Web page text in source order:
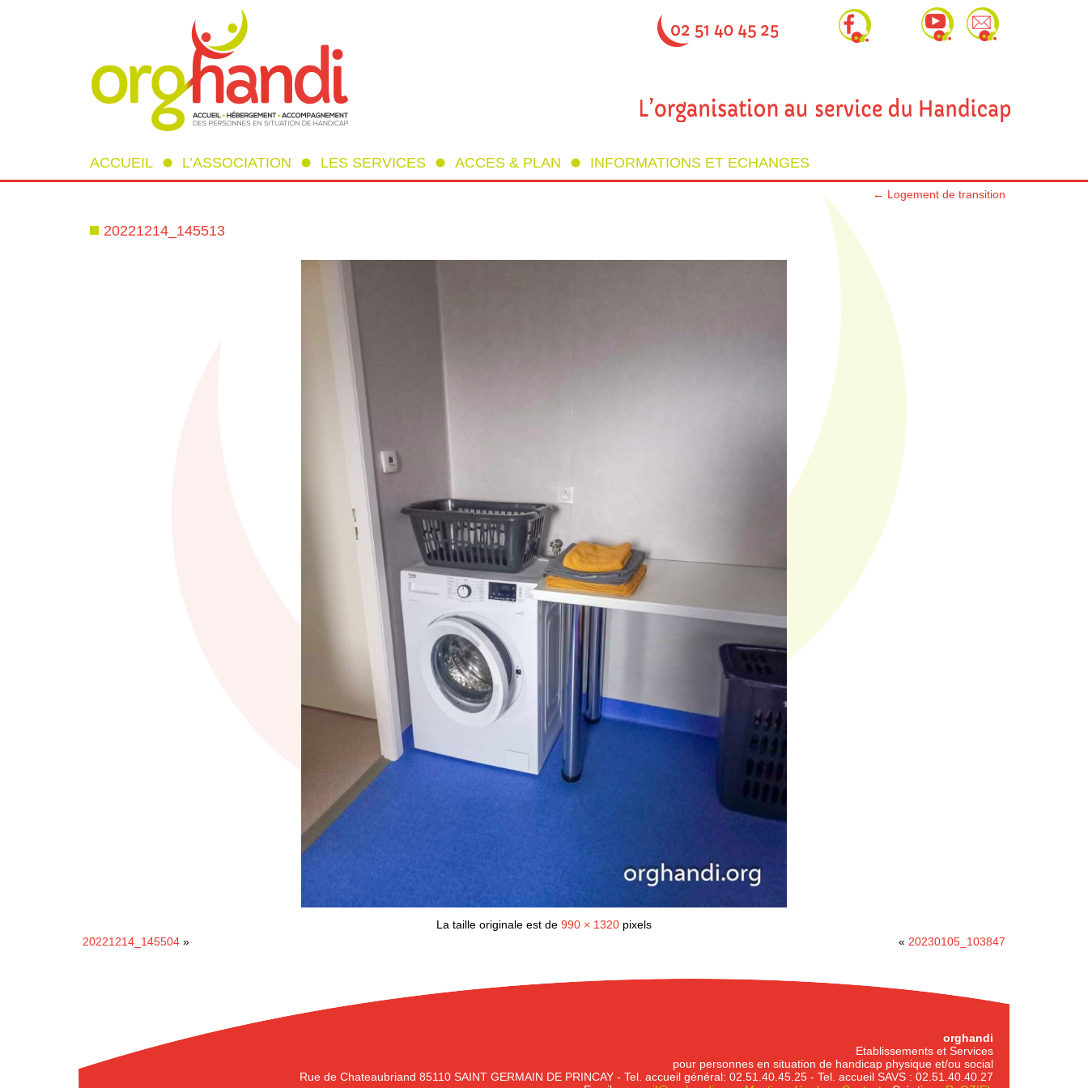
ACCUEIL L’ASSOCIATION LES SERVICES ACCES & PLAN INFORMATIONS ET ECHANGES
← Logement de transition
20221214_145513
La taille originale est de 990 × 1320 pixels
20221214_145504 » « 20230105_103847
orghandi
Etablissements et Services
pour personnes en situation de handicap physique et/ou social
Rue de Chateaubriand 85110 SAINT GERMAIN DE PRINCAY - Tel. accueil général: 02.51.40.45.25 - Tel. accueil SAVS : 02.51.40.40.27